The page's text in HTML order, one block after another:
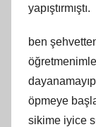
yapıştırmıştı.
ben
öpmeye
sikime iyice